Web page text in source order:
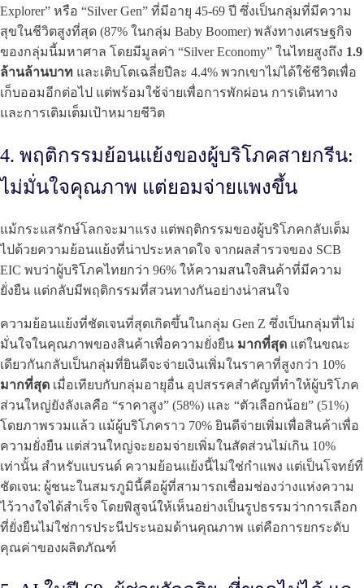
Explorer” หรือ “Silver Gen” ที่มีอายุ 45-69 ปี ซึ่งเป็นกลุ่มที่มีความ
สุขในชีวิตสูงที่สุด (87% ในกลุ่ม Baby Boomer) พลังทางเศรษฐกิจ
ของกลุ่มนี้มหาศาล โดยมีมูลค่า “Silver Economy” ในไทยสูงถึง 1.9
ล้านล้านบาท และเติบโตเฉลี่ยปีละ 4.4% พวกเขาไม่ได้ใช้ชีวิตเพื่อ
เก็บออมอีกต่อไป แต่พร้อมใช้จ่ายเพื่อการพักผ่อน การเดินทาง
และการเติมเต็มเป้าหมายชีวิต
4. พฤติกรรมย้อนแย้งของผู้บริโภคสายกรีน:
ไม่มั่นใจคุณภาพ แต่ยอมจ่ายแพงขึ้น
แม้กระแสรักษ์โลกจะมาแรง แต่พฤติกรรมของผู้บริโภคกลับเต็ม
ไปด้วยความย้อนแย้งที่น่าประหลาดใจ จากผลสำรวจของ SCB
EIC พบว่าผู้บริโภคไทยกว่า 96% ให้ความสนใจสินค้าที่มีความ
ยั่งยืน แต่กลับมีพฤติกรรมที่สวนทางกันอย่างน่าสนใจ
ความย้อนแย้งที่ชัดเจนที่สุดเกิดขึ้นในกลุ่ม Gen Z ซึ่งเป็นกลุ่มที่ไม่
มั่นใจในคุณภาพของสินค้าเพื่อความยั่งยืน มากที่สุด แต่ในขณะ
เดียวกันกลับเป็นกลุ่มที่ยินดีจะจ่ายเงินเพิ่มในราคาที่สูงกว่า 10%
มากที่สุด เมื่อเทียบกับกลุ่มอายุอื่น อุปสรรคสำคัญที่ทำให้ผู้บริโภค
ส่วนใหญ่ยังลังเลคือ “ราคาสูง” (58%) และ “ตัวเลือกน้อย” (51%)
โดยภาพรวมแล้ว แม้ผู้บริโภคราว 70% ยินดีจ่ายเพิ่มเพื่อสินค้าเพื่อ
ความยั่งยืน แต่ส่วนใหญ่จะยอมจ่ายเพิ่มในสัดส่วนไม่เกิน 10%
เท่านั้น สำหรับแบรนด์ ความย้อนแย้งนี้ไม่ใช่กำแพง แต่เป็นโจทย์ที่
ชัดเจน: ผู้ชนะในสมรภูมินี้คือผู้ที่สามารถเชื่อมช่องว่างแห่งความ
ไว้วางใจได้สำเร็จ โดยพิสูจน์ให้เห็นอย่างเป็นรูปธรรมว่าการเลือก
ที่ยั่งยืนไม่ใช่การประนีประนอมด้านคุณภาพ แต่คือการยกระดับ
คุณค่าของผลิตภัณฑ์